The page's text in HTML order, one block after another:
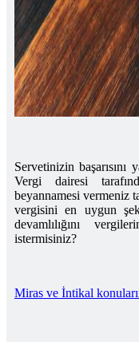
Servetinizin
Vergi dairesi
beyannamesi vermeniz
vergisini en uygun
devamlılığını
istermisiniz?
Miras ve İntikal